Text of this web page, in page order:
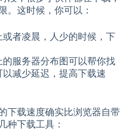
。这时候，你可以：
者凌晨，人少的时候，下
服务器分布图可以帮你找
减少延迟，提高下载速
下载速度确实比浏览器自带
种下载工具：